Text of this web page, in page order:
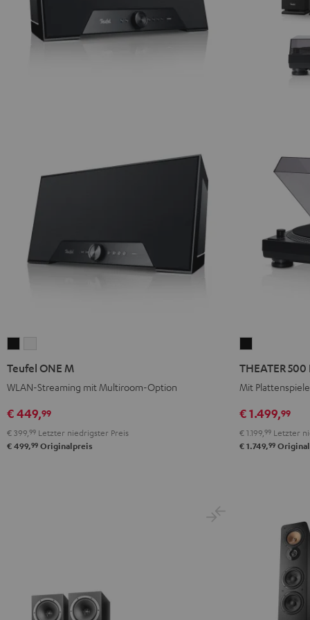
ONE
Schwarz
ONE
Weiß
Teufel ONE M
WLAN-Streaming mit Multiroom-Option
€ 449,99
€ 399,99 Letzter niedrigster Preis
€ 499,99 Originalpreis
2
VINYL
250
Schwarz
THEATER
Mit
€ 1.499,99
€ 1.199,99 Letzter
€ 1.749,99